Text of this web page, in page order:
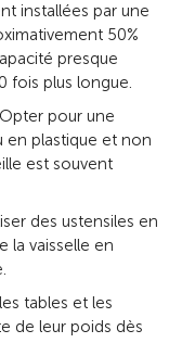
installées par une
50%
presque
fois plus longue.
pour une
en plastique et non
est souvent
des ustensiles en
la vaisselle en
tables et les
de leur poids dès